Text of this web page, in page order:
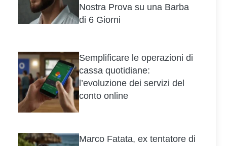
Nostra Prova su una Barba
di 6 Giorni
Semplificare le operazioni di
cassa quotidiane:
l’evoluzione dei servizi del
conto online
Marco Fatata, ex tentatore di